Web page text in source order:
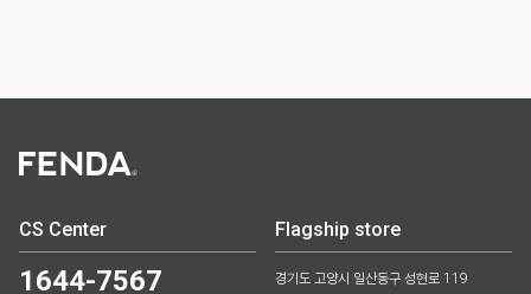
CS Center
1644-7567
Flagship store
경기도 고양시 일산동구 성현로 119